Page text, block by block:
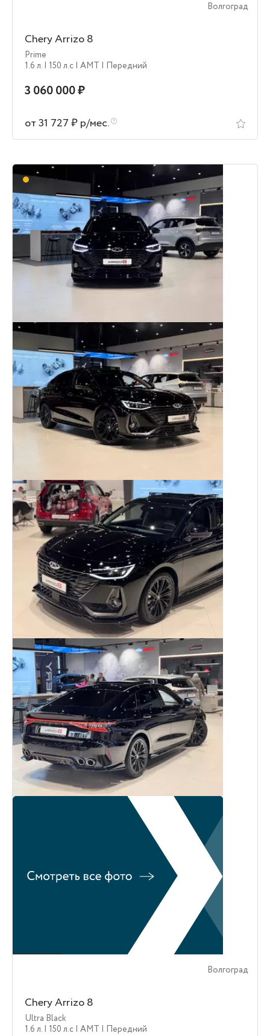
Волгоград
Chery Arrizo 8
Prime
1.6 л. | 150 л.c | AMT | Передний
3 060 000 ₽
от 31 727 ₽ р/мес.
В пути
Волгоград
Chery Arrizo 8
Ultra Black
1.6 л. | 150 л.c | AMT | Передний